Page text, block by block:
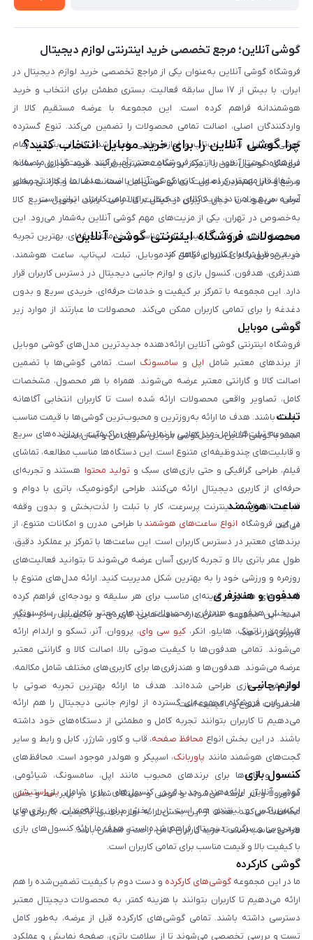
بلاگ
گوشی آنلاین؛ مرجع تخصصی خرید اینترنتی لوازم دیجیتال
فروشگاه گوشی آنلاین به‌عنوان یکی از مراجع تخصصی خرید لوازم دیجیتال در
ایران، با بیش از ۱۷ سال سابقه فعالیت، بستری مطمئن برای انتخاب و خرید
هوشمندانه فراهم کرده است. این مجموعه با عرضه مستقیم کالا از
واردکنندگان اصلی، اصالت تمامی محصولات را تضمین می‌کند. تنوع گسترده
گوشی موبایل، تبلت، لپ‌تاپ و لوازم جانبی باعث شده کاربران بتوانند تمام
نیازهای دیجیتال خود را از یک فروشگاه معتبر تأمین کنند. قیمت‌گذاری منصفانه
و شفاف از مهم‌ترین اصول کاری گوشی آنلاین است. هدف ما ایجاد تجربه‌ای
آسان، سریع و امن در خرید کالای دیجیتال برای تمامی کاربران ایرانی است.
چرا گوشی آنلاین را برای خرید موبایل انتخاب کنید؟
فروشگاه گوشی آنلاین با تمرکز بر رضایت مشتری، فرآیند خرید موبایل را ساده،
سریع و قابل اعتماد کرده است. تمامی گوشی‌ها با ضمانت اصالت و گارانتی معتبر
عرضه می‌شوند تا خیال کاربران از کیفیت کالا راحت باشد. تحویل سریع کالا
به‌خصوص در تهران، یکی از مزیت‌های مهم گوشی آنلاین به‌شمار می‌رود. این
مجموعه تلاش می‌کند با ترکیب قیمت مناسب و خدمات حرفه‌ای، بهترین تجربه
خرید موبایل را برای کاربران فراهم کند.
محصولات فروشگاه اینترنتی گوشی آنلاین
در این فروشگاه گستره‌ای کامل از موبایل، تبلت، لپ‌تاپ، ساعت هوشمند،
هندزفری، هدفون، کنسول بازی و لوازم جانبی دیجیتال در دسترس کاربران قرار
دارد. این مجموعه با تمرکز بر کیفیت و خدمات حرفه‌ای، خریدی سریع و بدون
دغدغه را برای تمامی کاربران ممکن می‌کند. محصولات ما عبارتند از موارد زیر
است:
گوشی موبایل
فروشگاه اینترنتی گوشی آنلاین ارائه‌دهنده جدیدترین مدل‌های گوشی موبایل
از برندهای معتبر شامل اپل و سامسونگ است. تمامی گوشی‌ها با تضمین
اصالت کالا و گارانتی معتبر عرضه می‌شوند. همراه با هر محصول، مشخصات
کامل، تصاویر واقعی محصولات ارائه شده است تا کاربران انتخابی آگاهانه
داشته باشند. هدف ما ارائه به‌روزترین و محبوب‌ترین گوشی‌ها با قیمت مناسب
است. با گوشی آنلاین، خرید گوشی موبایل سریع، امن و آسان است.
تبلت
مجموعه تبلت‌ها شامل مدل‌هایی با نمایشگرهای باکیفیت، پردازنده‌های سریع
و قابلیت‌های چندوظیفه‌ای متنوع است. این دستگاه‌ها مناسب مطالعه، تماشای
فیلم، طراحی گرافیکی و حتی بازی‌های سبک و تولید محتوا هستند و تجربه‌ای
حرفه‌ای از کاربری دیجیتال ارائه می‌کنند. طراحی ارگونومیک، باتری با دوام و
قابلیت اتصال به اینترنت پرسرعت، کار با تبلت را لذت‌بخش و بدون وقفه
می‌کند.
ساعت هوشمند
در این فروشگاه انواع ساعت‌های هوشمند با طراحی مدرن و امکانات متنوع، از
برندهای معتبر در دسترس کاربران است. این ساعت‌ها با تمرکز بر عملکرد دقیق،
طول عمر باتری بالا و تجربه کاربری آسان عرضه می‌شوند تا بتوانید فعالیت‌های
روزمره و ورزشی خود را به بهترین شکل مدیریت کنید. ارائه مدل‌های متنوع با
قابلیت‌های متفاوت، گزینه‌ای مناسب برای هر سلیقه و بودجه‌ای فراهم کرده
است. این مجموعه تلاش دارد ساعت‌هایی کاربردی و باکیفیت را در اختیار
کاربران قرار دهد.
هدفون و هندزفری
در بخش هدفون و هندزفری، محصولات برندهای معتبر شامل اپل، سامسونگ،
شیائومی، ناتینگ، هایلو، انکر، کیو سی وای، پرووان، آنر، تسکو و ارلدام ارائه
می‌شوند. تمامی هدفون‌ها با کیفیت صوتی بالا، اصالت کالا و گارانتی معتبر
عرضه می‌شوند. هدفون‌ها و هندزفری‌ها برای کاربری‌های مختلف شامل مکالمه،
موسیقی و بازی طراحی شده‌اند. هدف ما ارائه بهترین تجربه صوتی با
محصولات متنوع و باکیفیت است.
لوازم جانبی
ما در این فروشگاه مجموعه‌ای گسترده از لوازم جانبی دیجیتال را هم ارائه
می‌دهیم تا کاربران بتوانند تجربه کامل و مطمئنی از دستگاه‌های خود داشته
باشند. در این بخش انواع محافظ صفحه، قاب و کاور، شارژر، کابل و رابط و سایر
گجت‌های هوشمند مانند پاوربانک، اسپیکر و هولدر موجود است. محافظ‌های
صفحه و قاب‌ها برای برندهای محبوب مانند اپل، سامسونگ، شیائومی،
موتورولا و آنر عرضه می‌شوند و گوشی و دستگاه شما را در برابر خط و خش
محافظت می‌کنند. هدف از این بخش ارائه لوازم جانبی باکیفیت، کاربردی و با
طراحی مناسب است تا خرید کاربران کامل، راحت و مطمئن باشد.
کنسول بازی
گوشی آنلاین ارائه‌دهنده جدیدترین کنسول‌های بازی شامل پلی‌استیشن،
ایکس‌باکس و نینتندو هم است. این بخش برای علاقه‌مندان به بازی‌های
ویدیویی و سرگرمی دیجیتال فراهم شده است. هدف ما ارائه کنسول‌های بازی
با کیفیت بالا و قیمت مناسب برای تمامی کاربران است.
گوشی کارکرده
ما در این مجموعه گوشی‌های کارکرده و دست دوم با کیفیت تضمین‌شده را هم
ارائه می‌دهیم تا کاربران بتوانند با هزینه کمتر، به محصولات دیجیتال معتبر
دسترسی داشته باشند. تمامی گوشی‌های کارکرده قبل از عرضه، به‌طور کامل
تست و بررسی تخصصی می‌شوند تا از سلامت باتری، صفحه نمایش و عملکرد